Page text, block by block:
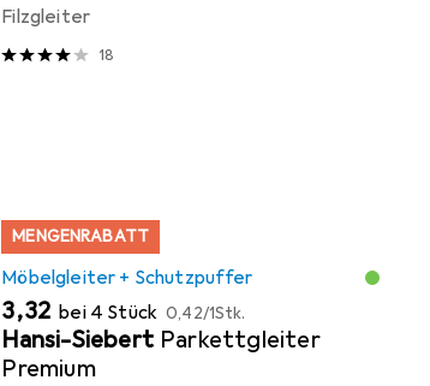
Filzgleiter
18
MENGENRABATT
Möbelgleiter + Schutzpuffer
EUR
3,32 bei 4 Stück EUR
0,42/1Stk.
Hansi-Siebert Parkettgleiter
Premium